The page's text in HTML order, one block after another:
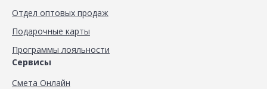
Отдел оптовых продаж
Подарочные карты
Программы лояльности
Сервисы
Смета Онлайн